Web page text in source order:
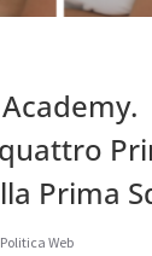
Prima
Web